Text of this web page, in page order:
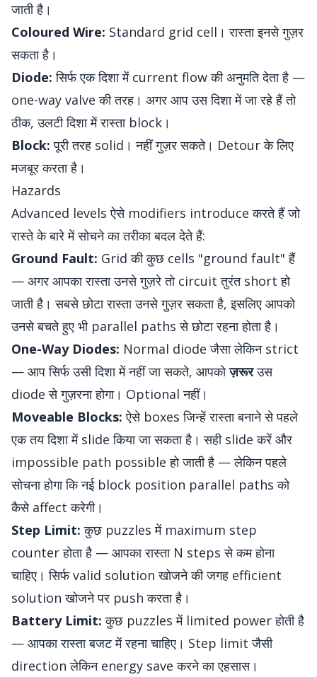
जाती है।
Coloured Wire: Standard grid cell। रास्ता इनसे गुज़र
सकता है।
Diode: सिर्फ एक दिशा में current flow की अनुमति देता है —
one-way valve की तरह। अगर आप उस दिशा में जा रहे हैं तो
ठीक, उलटी दिशा में रास्ता block।
Block: पूरी तरह solid। नहीं गुज़र सकते। Detour के लिए
मजबूर करता है।
Hazards
Advanced levels ऐसे modifiers introduce करते हैं जो
रास्ते के बारे में सोचने का तरीका बदल देते हैं:
Ground Fault: Grid की कुछ cells "ground fault" हैं
— अगर आपका रास्ता उनसे गुज़रे तो circuit तुरंत short हो
जाती है। सबसे छोटा रास्ता उनसे गुज़र सकता है, इसलिए आपको
उनसे बचते हुए भी parallel paths से छोटा रहना होता है।
One-Way Diodes: Normal diode जैसा लेकिन strict
— आप सिर्फ उसी दिशा में नहीं जा सकते, आपकोज़रूरउस
diode से गुज़रना होगा। Optional नहीं।
Moveable Blocks: ऐसे boxes जिन्हें रास्ता बनाने से पहले
एक तय दिशा में slide किया जा सकता है। सही slide करें और
impossible path possible हो जाती है — लेकिन पहले
सोचना होगा कि नई block position parallel paths को
कैसे affect करेगी।
Step Limit: कुछ puzzles में maximum step
counter होता है — आपका रास्ता N steps से कम होना
चाहिए। सिर्फ valid solution खोजने की जगह efficient
solution खोजने पर push करता है।
Battery Limit: कुछ puzzles में limited power होती है
— आपका रास्ता बजट में रहना चाहिए। Step limit जैसी
direction लेकिन energy save करने का एहसास।